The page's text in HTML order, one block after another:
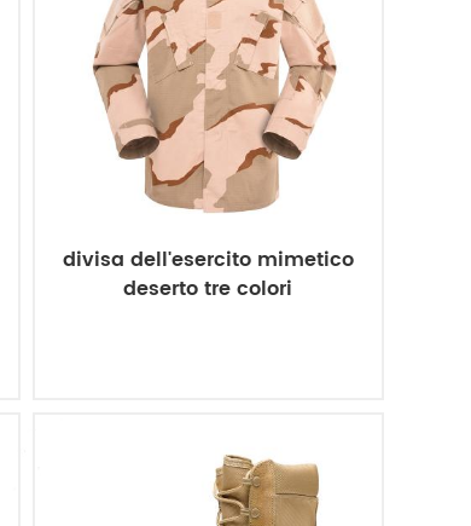
divisa dell'esercito mimetico
deserto tre colori